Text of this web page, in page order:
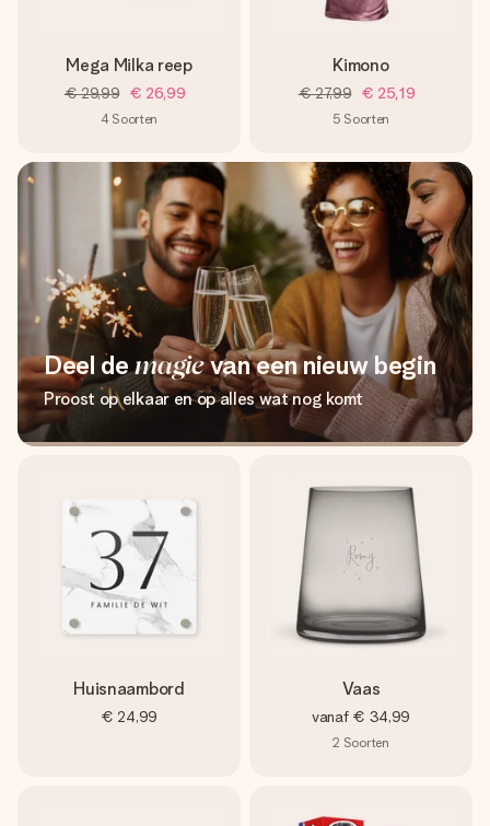
Mega Milka reep
€ 29,99 € 26,99
4 Soorten
Kimono
€ 27,99 € 25,19
5 Soorten
Deel demagievan een nieuw begin
Proost op elkaar en op alles wat nog komt
Huisnaambord
€ 24,99
Vaas
vanaf € 34,99
2 Soorten